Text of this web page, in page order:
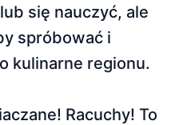
się nauczyć, ale
spróbować i
kulinarne regionu.
Racuchy! To